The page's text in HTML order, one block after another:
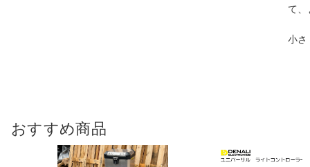
て
小さ
おすすめ商品